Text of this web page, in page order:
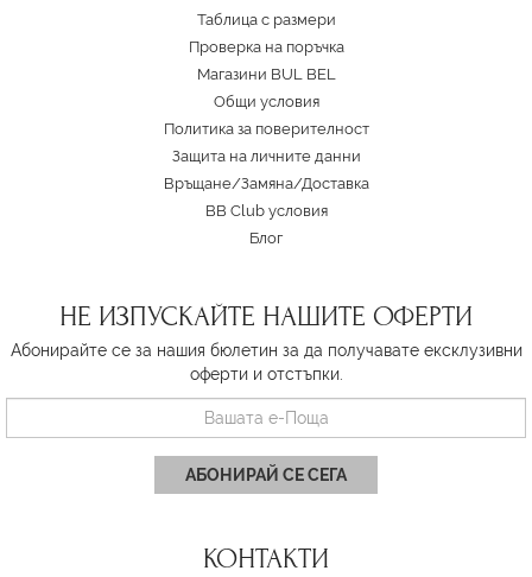
Таблица с размери
Проверка на поръчка
Магазини BUL BEL
Oбщи условия
Политика за поверителност
Защита на личните данни
Връщане/Замяна/Доставка
BB Club условия
Блог
НЕ ИЗПУСКАЙТЕ НАШИТЕ ОФЕРТИ
Абонирайте се за нашия бюлетин за да получавате ексклузивни
оферти и отстъпки.
АБОНИРАЙ СЕ СЕГА
КОНТАКТИ